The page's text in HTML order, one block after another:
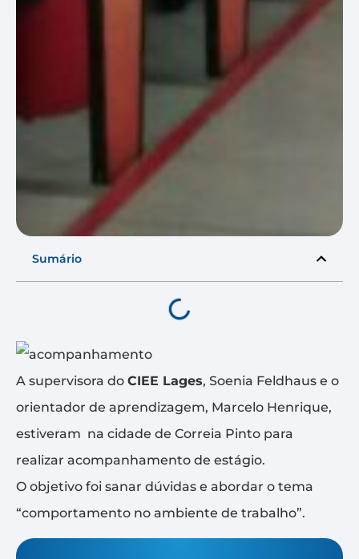
Sumário
A supervisora do CIEE Lages, Soenia Feldhaus e o
orientador de aprendizagem, Marcelo Henrique,
estiveram na cidade de Correia Pinto para
realizar acompanhamento de estágio.
O objetivo foi sanar dúvidas e abordar o tema
“comportamento no ambiente de trabalho”.